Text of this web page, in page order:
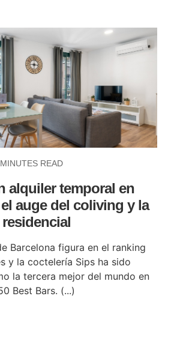
READ
alquiler temporal en
auge del coliving y la
Barcelona figura en el ranking
y la coctelería Sips ha sido
la tercera mejor del mundo en
Best Bars. (...)